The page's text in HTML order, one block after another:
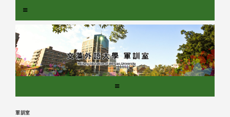
軍訓室